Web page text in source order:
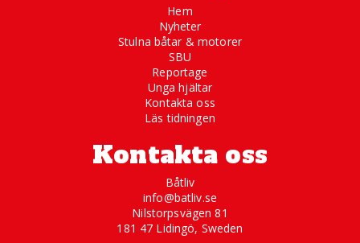
Hem
Nyheter
Stulna båtar & motorer
SBU
Reportage
Unga hjältar
Kontakta oss
Läs tidningen
Kontakta oss
Båtliv
info@batliv.se
Nilstorpsvägen 81
181 47 Lidingö, Sweden